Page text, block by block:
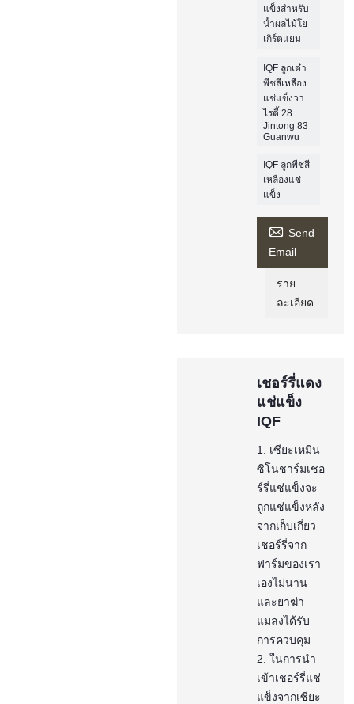
แข็งสำหรับ
น้ำผลไม้โย
เกิร์ตแยม
IQF ลูกเต๋า
พีชสีเหลือง
แช่แข็งวา
ไรตี้ 28
Jintong 83
Guanwu
IQF ลูกพีชสี
เหลืองแช่
แข็ง
 Send
Email
ราย
ละเอียด
เชอร์รี่แดง
แช่แข็ง
IQF
1. เซียะเหมิน
ซิโนชาร์มเชอ
ร์รี่แช่แข็งจะ
ถูกแช่แข็งหลัง
จากเก็บเกี่ยว
เชอร์รี่จาก
ฟาร์มของเรา
เองไม่นาน
และยาฆ่า
แมลงได้รับ
การควบคุม
2. ในการนำ
เข้าเชอร์รี่แช่
แข็งจากเซียะ